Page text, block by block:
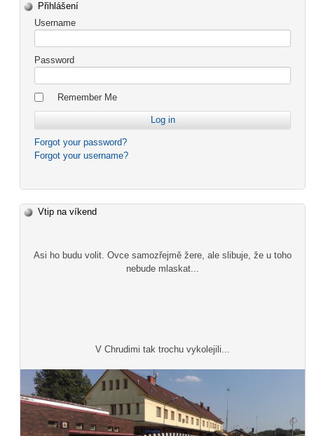
Přihlášení
Username
Password
Remember Me
Forgot your password?
Forgot your username?
Vtip na víkend
Asi ho budu volit. Ovce samozřejmě žere, ale slibuje, že u toho
nebude mlaskat...
V Chrudimi tak trochu vykolejili...